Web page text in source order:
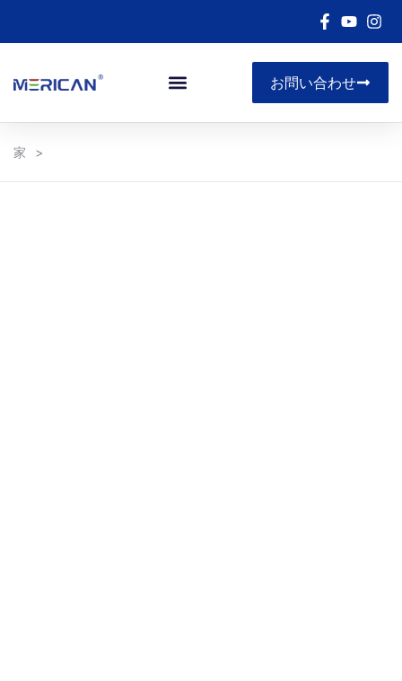
お問い合わせ
家 >